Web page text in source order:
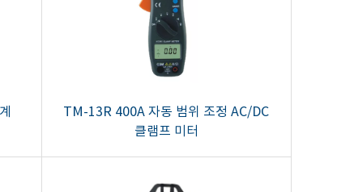
TM-13R 400A 자동 범위 조정 AC/DC
클램프 미터